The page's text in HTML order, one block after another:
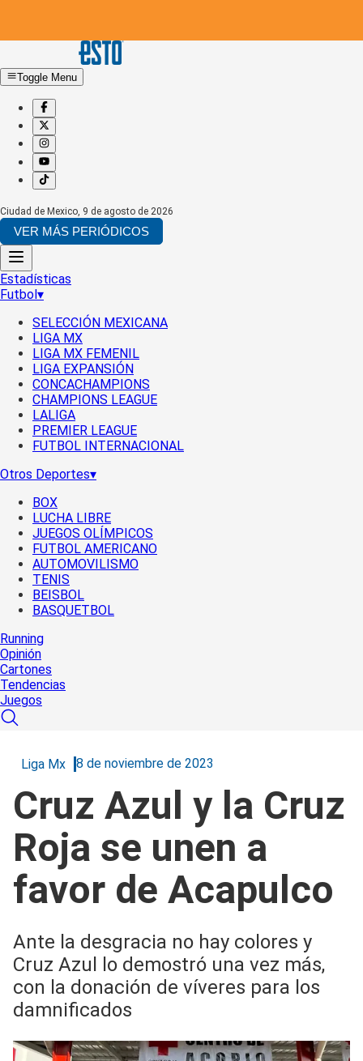
Toggle Menu
Ciudad de Mexico, 9 de agosto de 2026
VER MÁS PERIÓDICOS
Estadísticas
Futbol▾
SELECCIÓN MEXICANA
LIGA MX
LIGA MX FEMENIL
LIGA EXPANSIÓN
CONCACHAMPIONS
CHAMPIONS LEAGUE
LALIGA
PREMIER LEAGUE
FUTBOL INTERNACIONAL
Otros Deportes▾
BOX
LUCHA LIBRE
JUEGOS OLÍMPICOS
FUTBOL AMERICANO
AUTOMOVILISMO
TENIS
BEISBOL
BASQUETBOL
Running
Opinión
Cartones
Tendencias
Juegos
Liga Mx 8 de noviembre de 2023
Cruz Azul y la Cruz
Roja se unen a
favor de Acapulco
Ante la desgracia no hay colores y
Cruz Azul lo demostró una vez más,
con la donación de víveres para los
damnificados